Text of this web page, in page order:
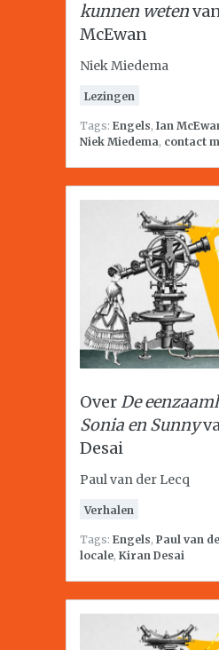
kunnen weten
McEwan
Niek Miedema
Lezingen
Tags: Engels, Ian
Niek Miedema, contact
OverDe
Sonia en Sunny
Desai
Paul van der Lecq
Verhalen
Tags: Engels, Paul van
locale, Kiran Desai